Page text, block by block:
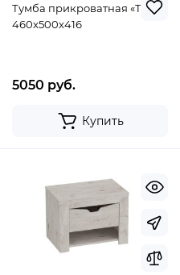
Тумба прикроватная «Тесс»
460x500x416
5050 руб.
Купить